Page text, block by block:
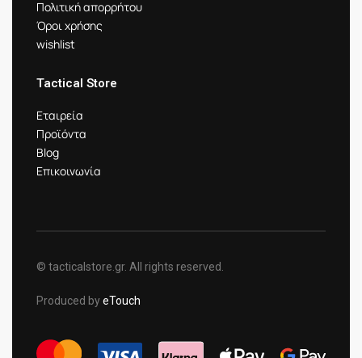
Πολιτική απορρήτου
Όροι χρήσης
wishlist
Tactical Store
Εταιρεία
Προϊόντα
Blog
Επικοινωνία
© tacticalstore.gr. All rights reserved.
Produced byeTouch